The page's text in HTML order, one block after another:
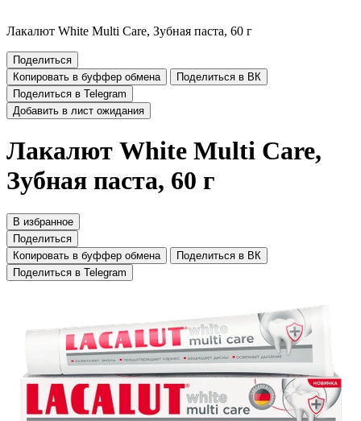
Лакалют White Multi Care, Зубная паста, 60 г
Поделиться
Копировать в буффер обмена
Поделиться в ВК
Поделиться в Telegram
Добавить в лист ожидания
Лакалют White Multi Care,
Зубная паста, 60 г
В избранное
Поделиться
Копировать в буффер обмена
Поделиться в ВК
Поделиться в Telegram